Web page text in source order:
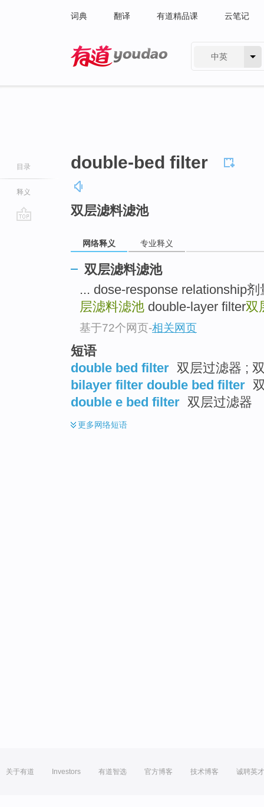
词典 翻译 有道精品课 云笔记
中英
目录
释义
double-bed filter
双层滤料滤池
网络释义 专业释义
双层滤料滤池
... dose-response relationship
层滤料滤池 double-layer filter双
基于72个网页-相关网页
短语
double bed filter 双层过滤器 ;
bilayer filter double bed filter
double e bed filter 双层过滤器
更多网络短语
关于有道 Investors 有道智选 官方博客 技术博客 诚聘英才